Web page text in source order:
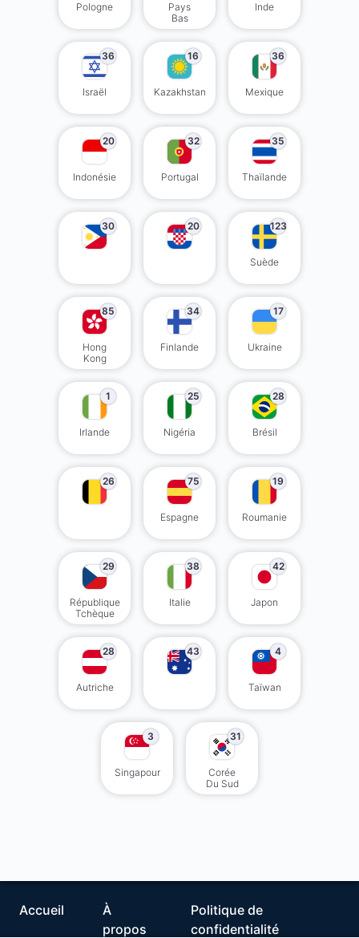
Pologne
Pays
Bas
Inde
36
Israël
16
Kazakhstan
36
Mexique
20
Indonésie
32
Portugal
35
Thaïlande
30 20 123
Suède
85
Hong
Kong
34
Finlande
17
Ukraine
1
Irlande
25
Nigéria
28
Brésil
26 75
Espagne
19
Roumanie
29
République
Tchèque
38
Italie
42
Japon
28
Autriche
43 4
Taïwan
3
Singapour
31
Corée
Du Sud
Accueil
À
propos
Politique de
confidentialité